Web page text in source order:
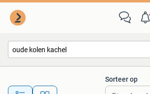
Alle afstanden…
Sorteer op